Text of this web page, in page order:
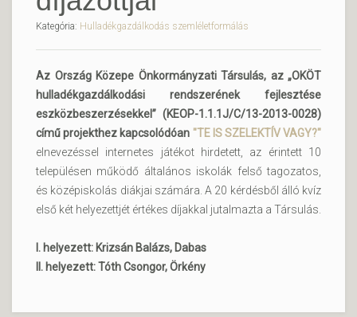
Kategória: Hulladékgazdálkodás szemléletformálás
Az Ország Közepe Önkormányzati Társulás, az „OKÖT
hulladékgazdálkodási rendszerének fejlesztése
eszközbeszerzésekkel” (KEOP-1.1.1J/C/13-2013-0028)
című projekthez kapcsolódóan "TE IS SZELEKTÍV VAGY?"
elnevezéssel internetes játékot hirdetett, az érintett 10
településen működő általános iskolák felső tagozatos,
és középiskolás diákjai számára. A 20 kérdésből álló kvíz
első két helyezettjét értékes díjakkal jutalmazta a Társulás.
I. helyezett: Krizsán Balázs, Dabas
II. helyezett: Tóth Csongor, Örkény